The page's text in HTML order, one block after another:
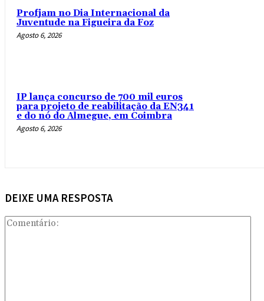
Profjam no Dia Internacional da
Juventude na Figueira da Foz
Agosto 6, 2026
IP lança concurso de 700 mil euros
para projeto de reabilitação da EN341
e do nó do Almegue, em Coimbra
Agosto 6, 2026
DEIXE UMA RESPOSTA